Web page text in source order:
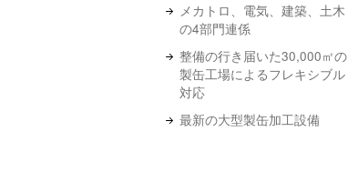
メカトロ、電気、建築、土木
の4部門連係
整備の行き届いた30,000㎡の
製缶工場によるフレキシブル
対応
最新の大型製缶加工設備